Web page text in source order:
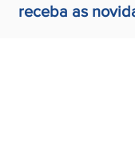
receba as